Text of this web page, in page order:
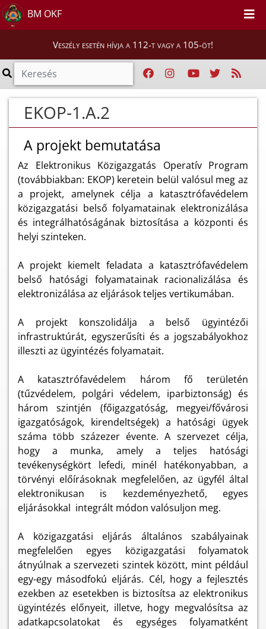
BM OKF
Veszély esetén hívja a 112-t vagy a 105-öt!
EKOP-1.A.2
A projekt bemutatása
Az Elektronikus Közigazgatás Operatív Program
(továbbiakban: EKOP) keretein belül valósul meg az
a projekt, amelynek célja a katasztrófavédelem
közigazgatási belső folyamatainak elektronizálása
és integrálhatóságának biztosítása a központi és
helyi szinteken.
A projekt kiemelt feladata a katasztrófavédelem
belső hatósági folyamatainak racionalizálása és
elektronizálása az eljárások teljes vertikumában.
A projekt konszolidálja a belső ügyintézői
infrastruktúrát, egyszerűsíti és a jogszabályokhoz
illeszti az ügyintézés folyamatait.
A katasztrófavédelem három fő területén
(tűzvédelem, polgári védelem, iparbiztonság) és
három szintjén (főigazgatóság, megyei/fővárosi
igazgatóságok, kirendeltségek) a hatósági ügyek
száma több százezer évente. A szervezet célja,
hogy a munka, amely a teljes hatósági
tevékenységkört lefedi, minél hatékonyabban, a
törvényi előírásoknak megfelelően, az ügyfél által
elektronikusan is kezdeményezhető, egyes
eljárásokkal integrált módon valósuljon meg.
A közigazgatási eljárás általános szabályainak
megfelelően egyes közigazgatási folyamatok
átnyúlnak a szervezeti szintek között, mint például
egy-egy másodfokú eljárás. Cél, hogy a fejlesztés
ezekben az esetekben is biztosítsa az elektronikus
ügyintézés előnyeit, illetve, hogy megvalósítsa az
adatkapcsolatokat és egységes folyamatként